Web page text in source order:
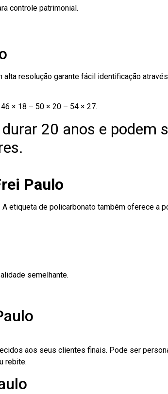
controle patrimonial.
resolução garante fácil identificação
× 18 – 50 × 20 – 54 × 27.
20 anos e podem
Paulo
etiqueta de policarbonato também oferece a
semelhante.
aos seus clientes finais. Pode ser
rebite.